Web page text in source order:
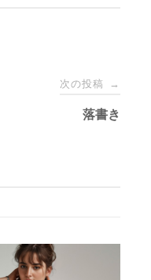
次の投稿 →
落書き